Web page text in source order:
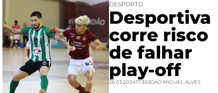
DESPORTO
Desportiva
corre risco
de falhar
play-off
26.03.202417:30JOAO MIGUEL ALVES